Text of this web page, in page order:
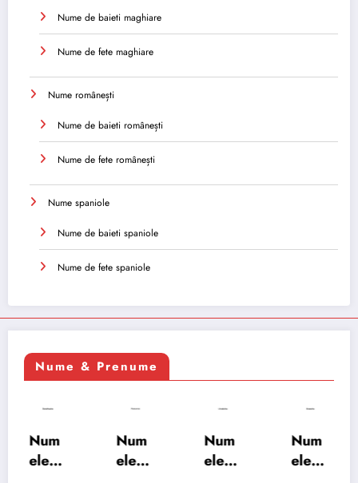
Nume de baieti maghiare
Nume de fete maghiare
Nume românești
Nume de baieti românești
Nume de fete românești
Nume spaniole
Nume de baieti spaniole
Nume de fete spaniole
Nume & Prenume
Num
ele
Num
ele
Num
ele
Num
ele